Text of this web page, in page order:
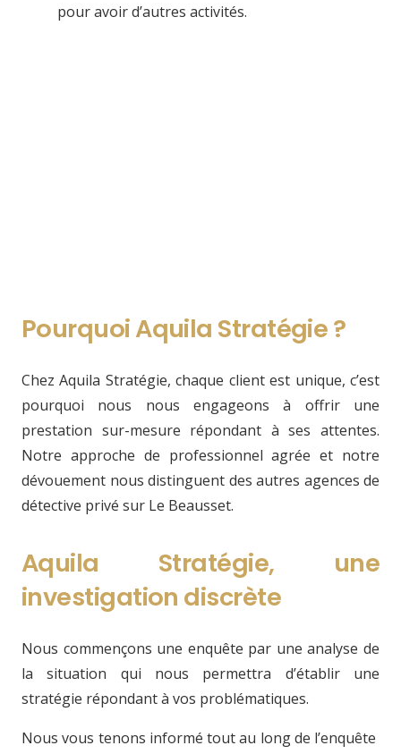
pour avoir d’autres activités.
Pourquoi Aquila Stratégie ?
Chez Aquila Stratégie, chaque client est unique, c’est
pourquoi nous nous engageons à offrir une
prestation sur-mesure répondant à ses attentes.
Notre approche de professionnel agrée et notre
dévouement nous distinguent des autres agences de
détective privé sur Le Beausset.
Aquila Stratégie, une
investigation discrète
Nous commençons une enquête par une analyse de
la situation qui nous permettra d’établir une
stratégie répondant à vos problématiques.
Nous vous tenons informé tout au long de l’enquête